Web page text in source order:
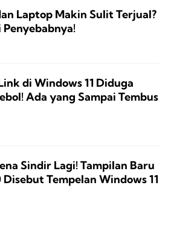
Laptop Makin Sulit Terjual?
di Windows 11 Diduga
Ada yang Sampai Tembus
Sindir Lagi! Tampilan Baru
Tempelan Windows 11